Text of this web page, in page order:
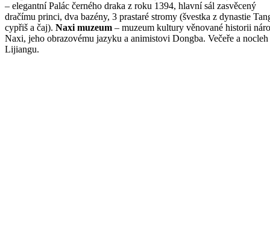
– elegantní Palác černého draka z roku 1394, hlavní sál zasvěcený
dračímu princi, dva bazény, 3 prastaré stromy (švestka z dynastie
cypřiš a čaj). Naxi muzeum – muzeum kultury věnované historii
Naxi, jeho obrazovému jazyku a animistovi Dongba. Večeře a
Lijiangu.